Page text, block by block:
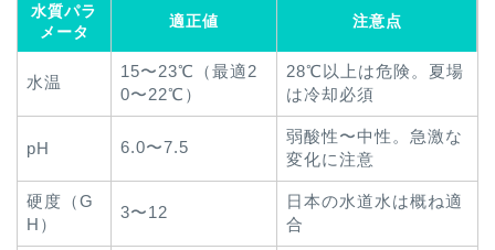
水質パラ
メータ
適正値 注意点
水温
15〜23℃（最適2
0〜22℃）
28℃以上は危険。夏場
は冷却必須
pH 6.0〜7.5
弱酸性〜中性。急激な
変化に注意
硬度（G
H）
3〜12
日本の水道水は概ね適
合